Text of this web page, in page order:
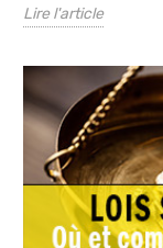
Lire l'article